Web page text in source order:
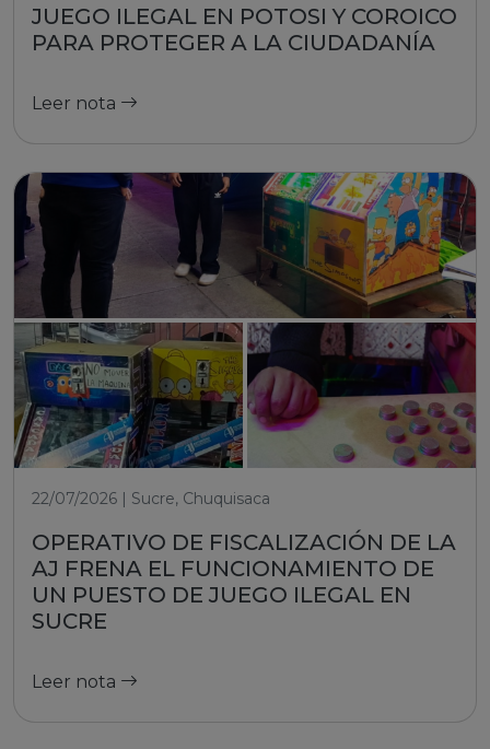
JUEGO ILEGAL EN POTOSI Y COROICO
PARA PROTEGER A LA CIUDADANÍA
Leer nota
22/07/2026 | Sucre, Chuquisaca
OPERATIVO DE FISCALIZACIÓN DE LA
AJ FRENA EL FUNCIONAMIENTO DE
UN PUESTO DE JUEGO ILEGAL EN
SUCRE
Leer nota